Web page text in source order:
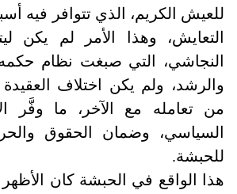
للعيش الكريم، الذي تتوافر فيه
التعايش، وهذا الأمر لم يكن
النجاشي، التي صبغت نظام
والرشد، ولم يكن اختلاف
من تعامله مع الآخر، ما وفَّر
السياسي، وضمان الحقوق
للحبشة.
هذا الواقع في الحبشة كان